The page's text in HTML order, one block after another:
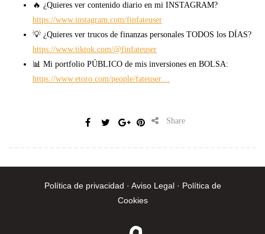
🔥 ¿Quieres ver contenido diario en mi INSTAGRAM?
https://www.instagram.com/finfateuser
💡 ¿Quieres ver trucos de finanzas personales TODOS los DÍAS?
https://www.tiktok.com/@finfateuser
📊 Mi portfolio PÚBLICO de mis inversiones en BOLSA:
https://www.etoro.com/people/fateuser…
Share
Política de privacidad · Aviso Legal · Política de
Cookies